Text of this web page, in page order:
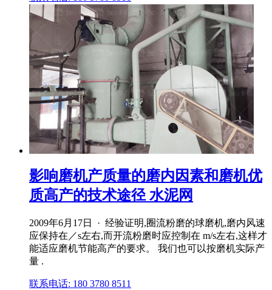
影响磨机产质量的磨内因素和磨机优
质高产的技术途径 水泥网
2009年6月17日 · 经验证明,圈流粉磨的球磨机,磨内风速
应保持在／s左右,而开流粉磨时应控制在 m/s左右,这样才
能适应磨机节能高产的要求。 我们也可以按磨机实际产
量 .
联系电话: 180 3780 8511